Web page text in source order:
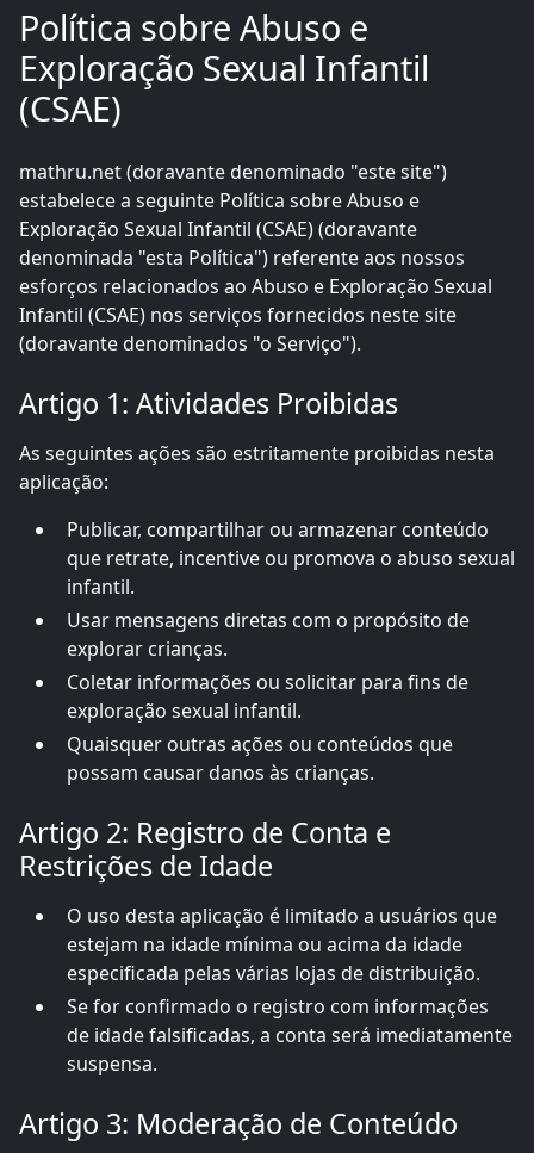
Política sobre Abuso e
Exploração Sexual Infantil
(CSAE)
mathru.net (doravante denominado "este site")
estabelece a seguinte Política sobre Abuso e
Exploração Sexual Infantil (CSAE) (doravante
denominada "esta Política") referente aos nossos
esforços relacionados ao Abuso e Exploração Sexual
Infantil (CSAE) nos serviços fornecidos neste site
(doravante denominados "o Serviço").
Artigo 1: Atividades Proibidas
As seguintes ações são estritamente proibidas nesta
aplicação:
Publicar, compartilhar ou armazenar conteúdo
que retrate, incentive ou promova o abuso sexual
infantil.
Usar mensagens diretas com o propósito de
explorar crianças.
Coletar informações ou solicitar para fins de
exploração sexual infantil.
Quaisquer outras ações ou conteúdos que
possam causar danos às crianças.
Artigo 2: Registro de Conta e
Restrições de Idade
O uso desta aplicação é limitado a usuários que
estejam na idade mínima ou acima da idade
especificada pelas várias lojas de distribuição.
Se for confirmado o registro com informações
de idade falsificadas, a conta será imediatamente
suspensa.
Artigo 3: Moderação de Conteúdo